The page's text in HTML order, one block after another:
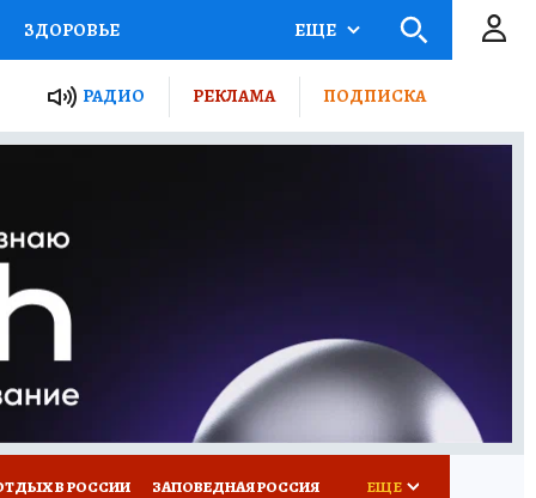
ЗДОРОВЬЕ
ПРОЕКТЫ РОССИИ
ПУТЕВОДИТЕЛЬ
ПОТРЕБИТЕЛЯ
ЕЩЕ
РАДИО РЕКЛАМА ПОДПИСКА
В РОССИИ ЗАПОВЕДНАЯ РОССИЯ ЕЩЕ